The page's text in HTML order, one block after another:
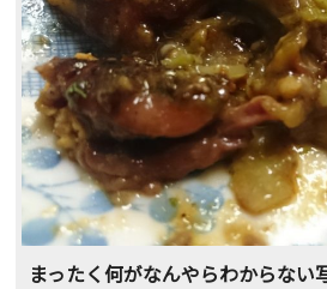
まったく何がなんやらわからない